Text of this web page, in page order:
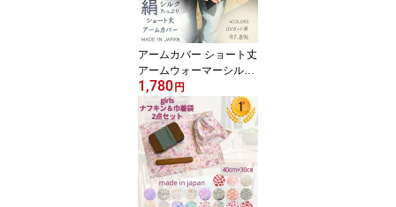
フホワイト シンプル 日
本製
アームカバー ショート丈
アームウォーマーシルク
コットン 日焼け対策 手
袋 指穴つき 肌荒れ ハン
ドウォーマー 手荒れ 冷
え取り スマホ 冷房対策
無地 シンプル ショート
就寝時 日本製 送料無料
1,780 円